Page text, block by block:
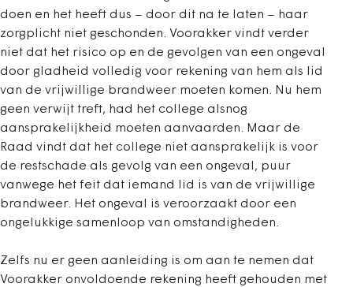
doen en het heeft dus – door dit na te laten – haar
zorgplicht niet geschonden. Voorakker vindt verder
niet dat het risico op en de gevolgen van een ongeval
door gladheid volledig voor rekening van hem als lid
van de vrijwillige brandweer moeten komen. Nu hem
geen verwijt treft, had het college alsnog
aansprakelijkheid moeten aanvaarden. Maar de
Raad vindt dat het college niet aansprakelijk is voor
de restschade als gevolg van een ongeval, puur
vanwege het feit dat iemand lid is van de vrijwillige
brandweer. Het ongeval is veroorzaakt door een
ongelukkige samenloop van omstandigheden.
Zelfs nu er geen aanleiding is om aan te nemen dat
Voorakker onvoldoende rekening heeft gehouden met